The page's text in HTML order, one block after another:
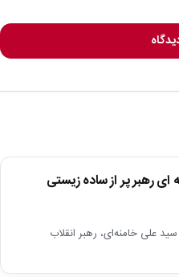
رهبر پر از ساده زیستی
علی خامنه‌ای، رهبر انقلاب